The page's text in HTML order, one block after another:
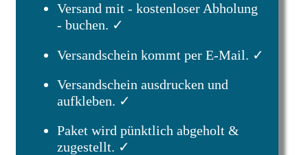
Versand mit - kostenloser Abholung
- buchen. ✓
Versandschein kommt per E-Mail. ✓
Versandschein ausdrucken und
aufkleben. ✓
Paket wird pünktlich abgeholt &
zugestellt. ✓